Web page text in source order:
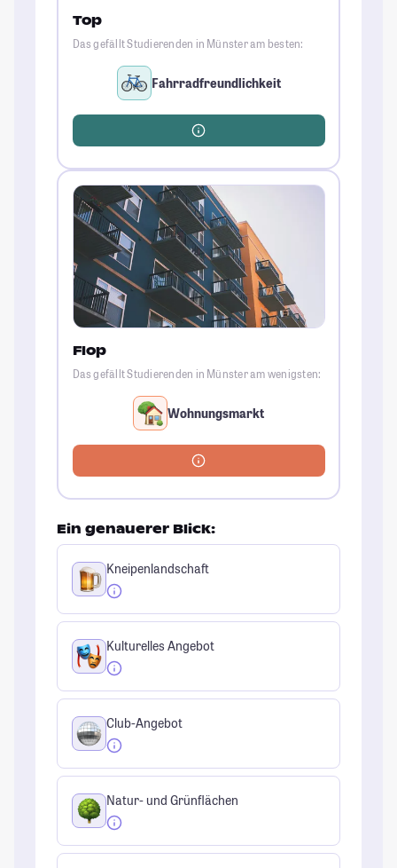
Top
Das gefällt Studierenden in Münster am besten:
Fahrradfreundlichkeit
Flop
Das gefällt Studierenden in Münster am wenigsten:
Wohnungsmarkt
Ein genauerer Blick:
Kneipenlandschaft
Kulturelles Angebot
Club-Angebot
Natur- und Grünflächen